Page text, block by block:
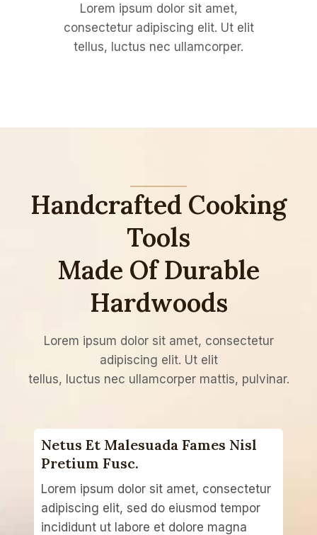
Lorem ipsum dolor sit amet,
consectetur adipiscing elit. Ut elit
tellus, luctus nec ullamcorper.
Handcrafted Cooking
Tools
Made Of Durable
Hardwoods
Lorem ipsum dolor sit amet, consectetur
adipiscing elit. Ut elit
tellus, luctus nec ullamcorper mattis, pulvinar.
Netus Et Malesuada Fames Nisl
Pretium Fusc.​
Lorem ipsum dolor sit amet, consectetur
adipiscing elit, sed do eiusmod tempor
incididunt ut labore et dolore magna